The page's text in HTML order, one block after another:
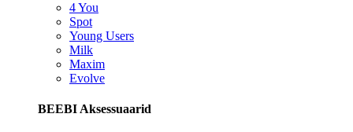
4 You
Spot
Young Users
Milk
Maxim
Evolve
BEEBI Aksessuaarid